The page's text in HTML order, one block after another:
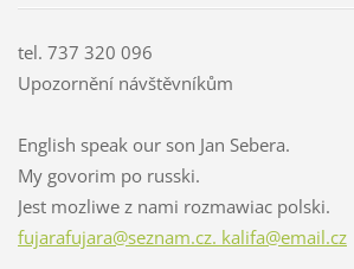
tel. 737 320 096
Upozornění návštěvníkům
English speak our son Jan Sebera.
My govorim po russki.
Jest mozliwe z nami rozmawiac polski.
fujarafujara@seznam.cz. kalifa@email.cz